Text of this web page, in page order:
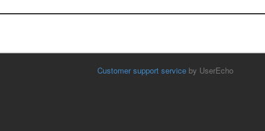
Customer support serviceby UserEcho